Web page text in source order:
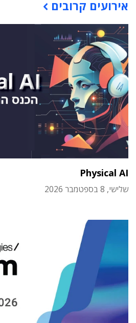
אירועים קרובים
Physical AI
שלישי, 8 בספטמבר 2026